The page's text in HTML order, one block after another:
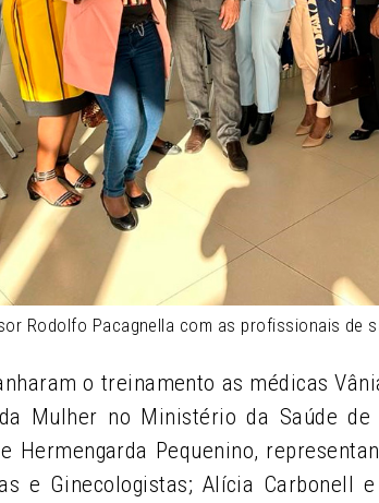
Rodolfo Pacagnella com as profissionais de
o treinamento as médicas
Mulher no Ministério da Saúde de
Hermengarda Pequenino,
e Ginecologistas; Alícia Carbonell